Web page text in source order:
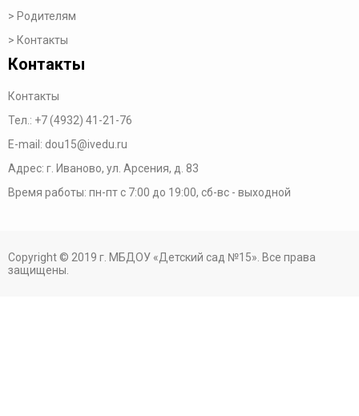
Родителям
Контакты
Контакты
Контакты
Тел.: +7 (4932) 41-21-76
E-mail: dou15@ivedu.ru
Адрес: г. Иваново, ул. Арсения, д. 83
Время работы: пн-пт с 7:00 до 19:00, сб-вс - выходной
Copyright © 2019 г. МБДОУ «Детский сад №15». Все права
защищены.